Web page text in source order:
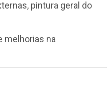
pintura geral do
melhorias na